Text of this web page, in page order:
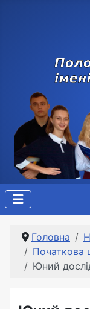
Головна
Початкова
Юний